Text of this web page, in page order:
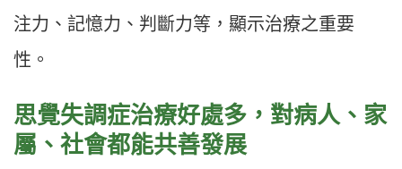
注力、記憶力、判斷力等，顯示治療之重要
性。
思覺失調症治療好處多，對病人、家
屬、社會都能共善發展